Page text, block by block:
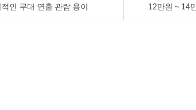
인 무대 연출 관람 용이 12만원 ~ 14